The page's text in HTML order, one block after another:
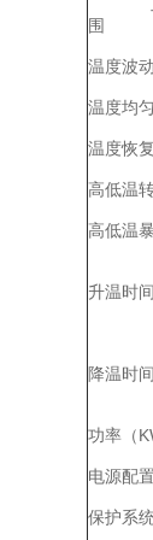
围
温度波
温度均
温度恢
高低温
高低温
升温时间
降温时间
功率（
电源配置
保护系